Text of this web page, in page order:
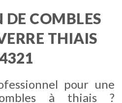
DE COMBLES
THIAIS
pour une
à thiais ?